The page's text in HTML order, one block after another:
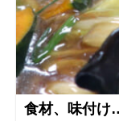
食材、味付